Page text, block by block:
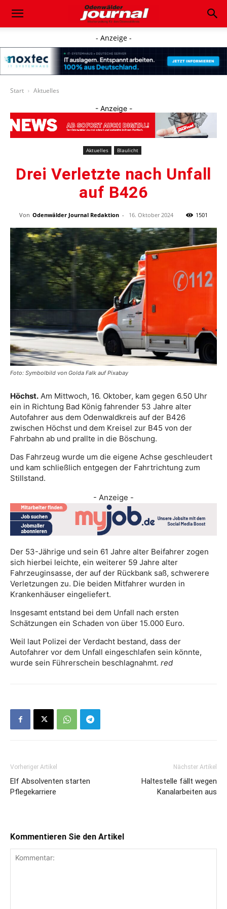
- Anzeige -
Start Aktuelles
- Anzeige -
Aktuelles Blaulicht
Drei Verletzte nach Unfall
auf B426
Von Odenwälder Journal Redaktion - 16. Oktober 2024 1501
Foto: Symbolbild von Golda Falk auf Pixabay
Höchst. Am Mittwoch, 16. Oktober, kam gegen 6.50 Uhr
ein in Richtung Bad König fahrender 53 Jahre alter
Autofahrer aus dem Odenwaldkreis auf der B426
zwischen Höchst und dem Kreisel zur B45 von der
Fahrbahn ab und prallte in die Böschung.
Das Fahrzeug wurde um die eigene Achse geschleudert
und kam schließlich entgegen der Fahrtrichtung zum
Stillstand.
- Anzeige -
Der 53-Jährige und sein 61 Jahre alter Beifahrer zogen
sich hierbei leichte, ein weiterer 59 Jahre alter
Fahrzeuginsasse, der auf der Rückbank saß, schwerere
Verletzungen zu. Die beiden Mitfahrer wurden in
Krankenhäuser eingeliefert.
Insgesamt entstand bei dem Unfall nach ersten
Schätzungen ein Schaden von über 15.000 Euro.
Weil laut Polizei der Verdacht bestand, dass der
Autofahrer vor dem Unfall eingeschlafen sein könnte,
wurde sein Führerschein beschlagnahmt. red
Vorheriger Artikel
Elf Absolventen starten
Pflegekarriere
Nächster Artikel
Haltestelle fällt wegen
Kanalarbeiten aus
Kommentieren Sie den Artikel